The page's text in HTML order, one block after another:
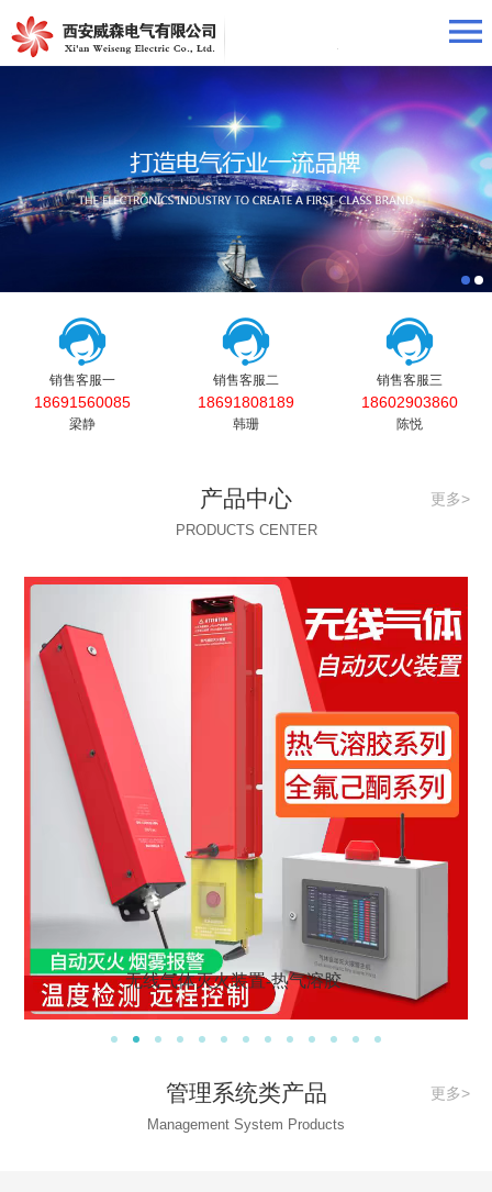
销售客服一
18691560085
梁静
销售客服二
18691808189
韩珊
销售客服三
18602903860
陈悦
产品中心 更多>
PRODUCTS CENTER
无线气体灭火装置-热气溶胶
管理系统类产品 更多>
Management System Products